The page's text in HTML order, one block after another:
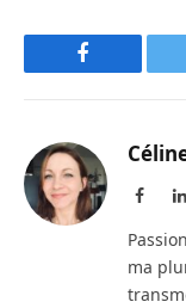
Facebook
ma